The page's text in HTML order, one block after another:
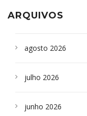
ARQUIVOS
agosto 2026
julho 2026
junho 2026